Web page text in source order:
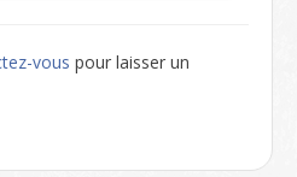
vous pour laisser un